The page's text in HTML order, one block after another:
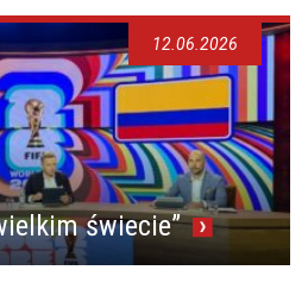
świecie”
12.06.2026